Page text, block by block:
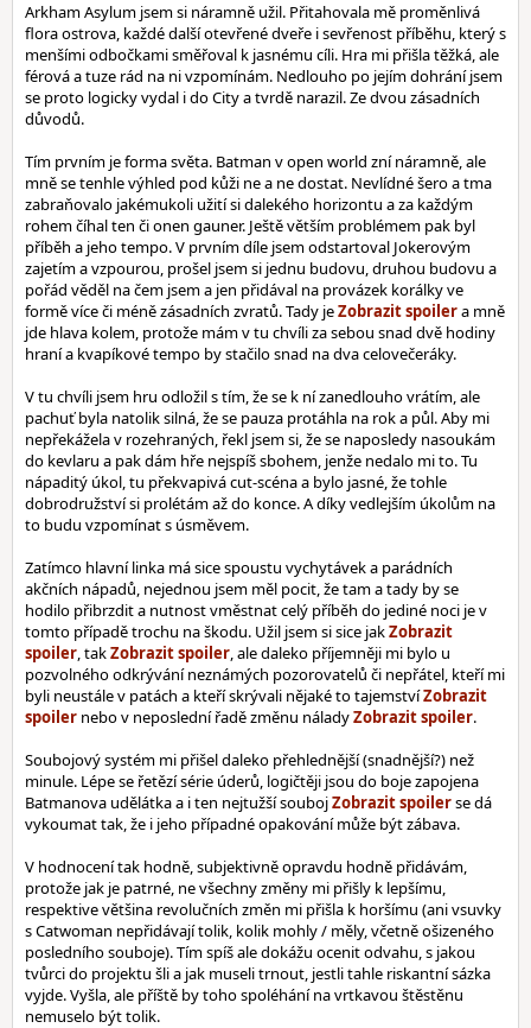
Arkham Asylum jsem si náramně užil. Přitahovala mě proměnlivá
flora ostrova, každé další otevřené dveře i sevřenost příběhu, který s
menšími odbočkami směřoval k jasnému cíli. Hra mi přišla těžká, ale
férová a tuze rád na ni vzpomínám. Nedlouho po jejím dohrání jsem
se proto logicky vydal i do City a tvrdě narazil. Ze dvou zásadních
důvodů.
Tím prvním je forma světa. Batman v open world zní náramně, ale
mně se tenhle výhled pod kůži ne a ne dostat. Nevlídné šero a tma
zabraňovalo jakémukoli užití si dalekého horizontu a za každým
rohem číhal ten či onen gauner. Ještě větším problémem pak byl
příběh a jeho tempo. V prvním díle jsem odstartoval Jokerovým
zajetím a vzpourou, prošel jsem si jednu budovu, druhou budovu a
pořád věděl na čem jsem a jen přidával na provázek korálky ve
formě více či méně zásadních zvratů. Tady je
a mně
jde hlava kolem, protože mám v tu chvíli za sebou snad dvě hodiny
hraní a kvapíkové tempo by stačilo snad na dva celovečeráky.
V tu chvíli jsem hru odložil s tím, že se k ní zanedlouho vrátím, ale
pachuť byla natolik silná, že se pauza protáhla na rok a půl. Aby mi
nepřekážela v rozehraných, řekl jsem si, že se naposledy nasoukám
do kevlaru a pak dám hře nejspíš sbohem, jenže nedalo mi to. Tu
nápaditý úkol, tu překvapivá cut-scéna a bylo jasné, že tohle
dobrodružství si prolétám až do konce. A díky vedlejším úkolům na
to budu vzpomínat s úsměvem.
Zatímco hlavní linka má sice spoustu vychytávek a parádních
akčních nápadů, nejednou jsem měl pocit, že tam a tady by se
hodilo přibrzdit a nutnost vměstnat celý příběh do jediné noci je v
tomto případě trochu na škodu. Užil jsem si sice jak
, tak
, ale daleko příjemněji mi bylo u
pozvolného odkrývání neznámých pozorovatelů či nepřátel, kteří mi
byli neustále v patách a kteří skrývali nějaké to tajemství
nebo v neposlední řadě změnu nálady
.
Soubojový systém mi přišel daleko přehlednější (snadnější?) než
minule. Lépe se řetězí série úderů, logičtěji jsou do boje zapojena
Batmanova udělátka a i ten nejtužší souboj
se dá
vykoumat tak, že i jeho případné opakování může být zábava.
V hodnocení tak hodně, subjektivně opravdu hodně přidávám,
protože jak je patrné, ne všechny změny mi přišly k lepšímu,
respektive většina revolučních změn mi přišla k horšímu (ani vsuvky
s Catwoman nepřidávají tolik, kolik mohly / měly, včetně ošizeného
posledního souboje). Tím spíš ale dokážu ocenit odvahu, s jakou
tvůrci do projektu šli a jak museli trnout, jestli tahle riskantní sázka
vyjde. Vyšla, ale příště by toho spoléhání na vrtkavou štěstěnu
nemuselo být tolik.